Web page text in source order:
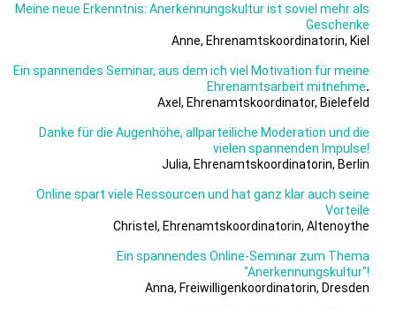
Meine neue Erkenntnis: Anerkennungskultur ist soviel mehr als
Geschenke
Anne, Ehrenamtskoordinatorin, Kiel
Ein spannendes Seminar, aus dem ich viel Motivation für meine
Ehrenamtsarbeit mitnehme.
Axel, Ehrenamtskoordinator, Bielefeld
Danke für die Augenhöhe, allparteiliche Moderation und die
vielen spannenden Impulse!
Julia, Ehrenamtskoordinatorin, Berlin
Online spart viele Ressourcen und hat ganz klar auch seine
Vorteile
Christel, Ehrenamtskoordinatorin, Altenoythe
Ein spannendes Online-Seminar zum Thema
"Anerkennungskultur"!
Anna, Freiwilligenkoordinatorin, Dresden